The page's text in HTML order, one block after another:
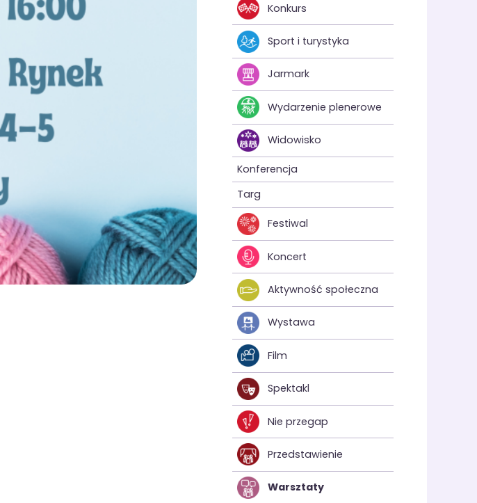
Konkurs
Sport i turystyka
Jarmark
Wydarzenie plenerowe
Widowisko
Konferencja
Targ
Festiwal
Koncert
Aktywność społeczna
Wystawa
Film
Spektakl
Nie przegap
Przedstawienie
Warsztaty